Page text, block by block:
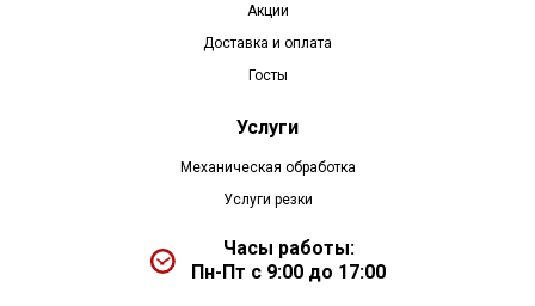
Акции
Доставка и оплата
Госты
Услуги
Механическая обработка
Услуги резки
Часы работы:
Пн-Пт с 9:00 до 17:00